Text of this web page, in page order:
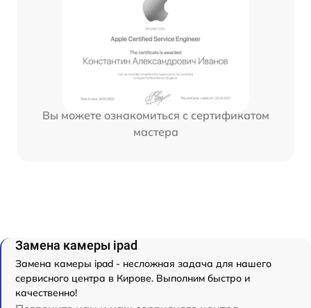
Вы можете ознакомиться с сертификатом
мастера
Замена камеры ipad
Замена камеры ipad - несложная задача для нашего
сервисного центра в Кирове. Выполним быстро и
качественно!